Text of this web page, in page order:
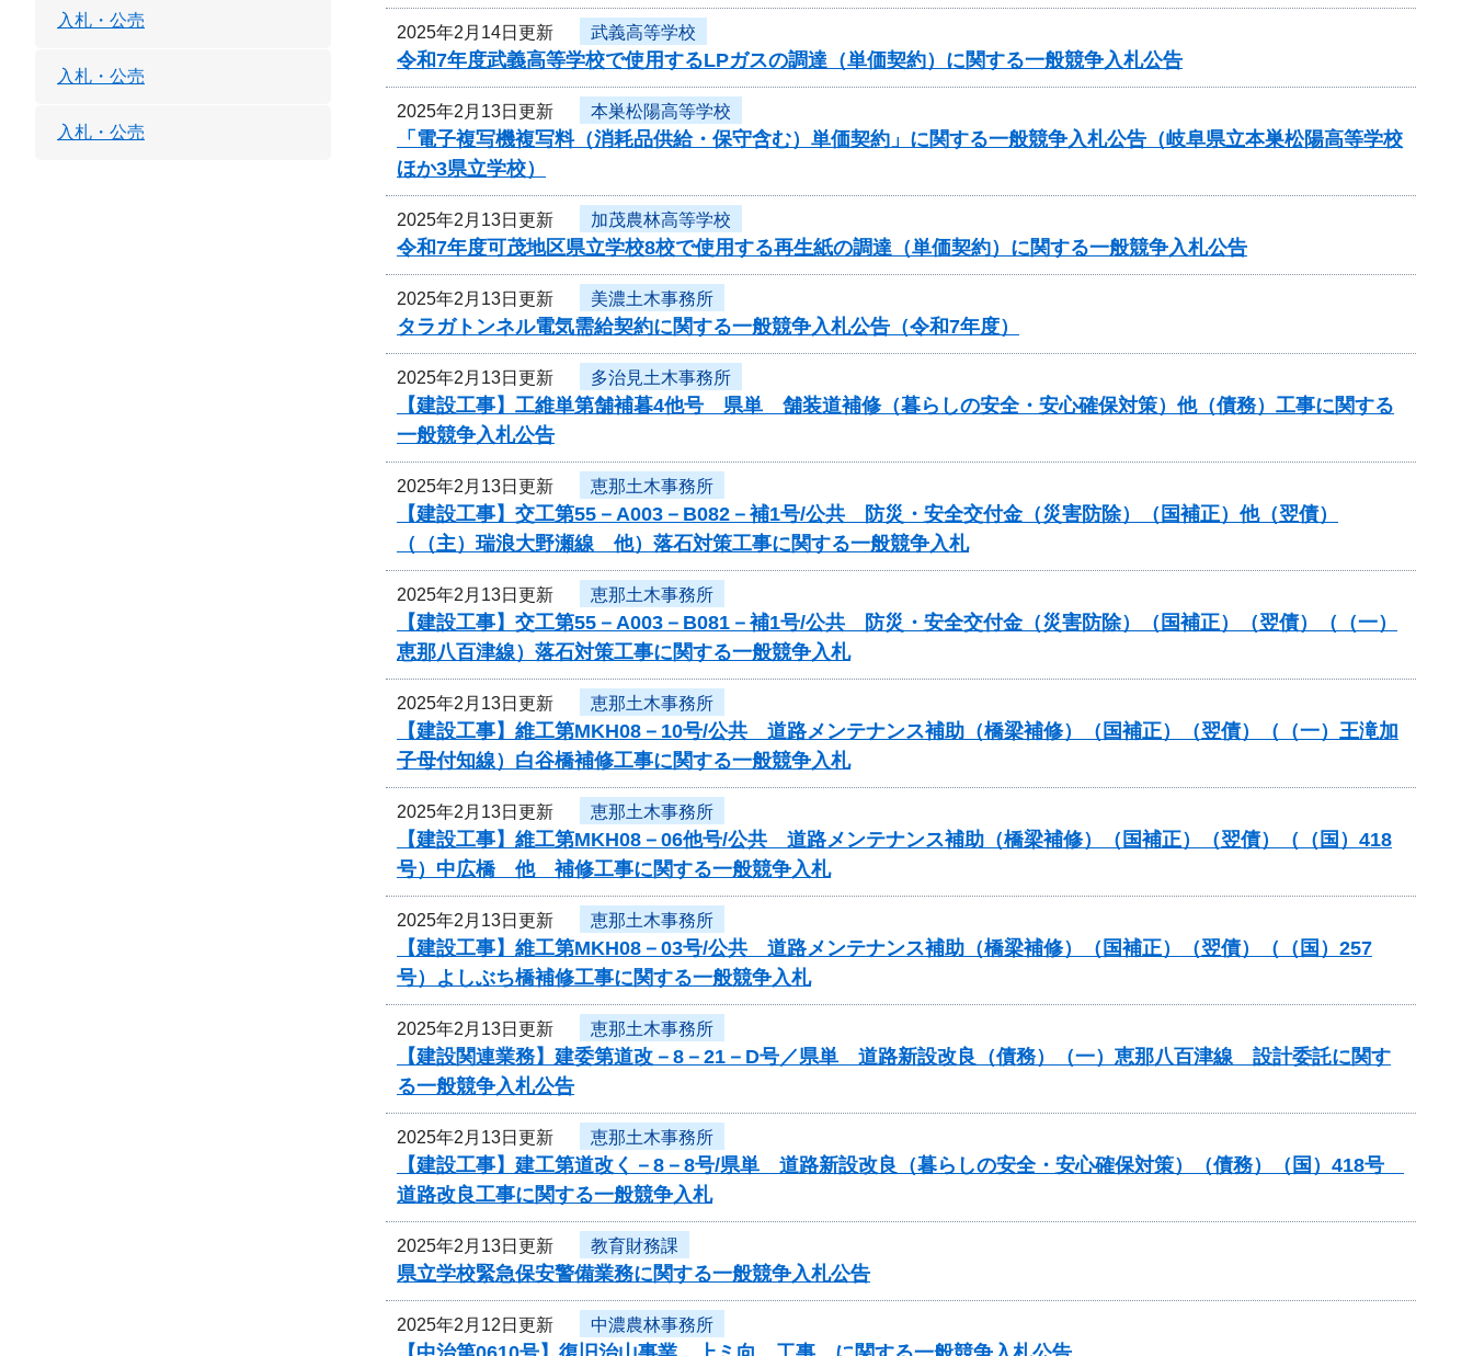
2025年2月14日更新 武義高等学校
令和7年度武義高等学校で使用するLPガスの調達（単価契約）に関する一般競争入札公告
2025年2月13日更新 本巣松陽高等学校
「電子複写機複写料（消耗品供給・保守含む）単価契約」に関する一般競争入札公告（岐阜県立本巣松陽高等学校
ほか3県立学校）
2025年2月13日更新 加茂農林高等学校
令和7年度可茂地区県立学校8校で使用する再生紙の調達（単価契約）に関する一般競争入札公告
2025年2月13日更新 美濃土木事務所
タラガトンネル電気需給契約に関する一般競争入札公告（令和7年度）
2025年2月13日更新 多治見土木事務所
【建設工事】工維単第舗補暮4他号 県単 舗装道補修（暮らしの安全・安心確保対策）他（債務）工事に関する
一般競争入札公告
2025年2月13日更新 恵那土木事務所
【建設工事】交工第55－A003－B082－補1号/公共 防災・安全交付金（災害防除）（国補正）他（翌債）
（（主）瑞浪大野瀬線 他）落石対策工事に関する一般競争入札
2025年2月13日更新 恵那土木事務所
【建設工事】交工第55－A003－B081－補1号/公共 防災・安全交付金（災害防除）（国補正）（翌債）（（一）
恵那八百津線）落石対策工事に関する一般競争入札
2025年2月13日更新 恵那土木事務所
【建設工事】維工第MKH08－10号/公共 道路メンテナンス補助（橋梁補修）（国補正）（翌債）（（一）王滝加
子母付知線）白谷橋補修工事に関する一般競争入札
2025年2月13日更新 恵那土木事務所
【建設工事】維工第MKH08－06他号/公共 道路メンテナンス補助（橋梁補修）（国補正）（翌債）（（国）418
号）中広橋 他 補修工事に関する一般競争入札
2025年2月13日更新 恵那土木事務所
【建設工事】維工第MKH08－03号/公共 道路メンテナンス補助（橋梁補修）（国補正）（翌債）（（国）257
号）よしぶち橋補修工事に関する一般競争入札
2025年2月13日更新 恵那土木事務所
【建設関連業務】建委第道改－8－21－D号／県単 道路新設改良（債務）（一）恵那八百津線 設計委託に関す
る一般競争入札公告
2025年2月13日更新 恵那土木事務所
【建設工事】建工第道改く－8－8号/県単 道路新設改良（暮らしの安全・安心確保対策）（債務）（国）418号
道路改良工事に関する一般競争入札
2025年2月13日更新 教育財務課
県立学校緊急保安警備業務に関する一般競争入札公告
2025年2月12日更新 中濃農林事務所
入札・公売
入札・公売
入札・公売